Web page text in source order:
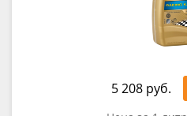
5 208 руб.